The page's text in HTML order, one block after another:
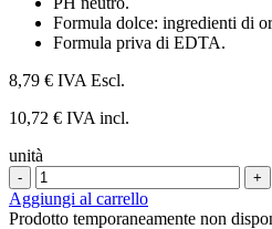
Formula dolce: ingredienti di
Formula priva di EDTA.
8,79 € IVA Escl.
10,72 € IVA incl.
unità
- +
Aggiungi al carrello
Prodotto temporaneamente non